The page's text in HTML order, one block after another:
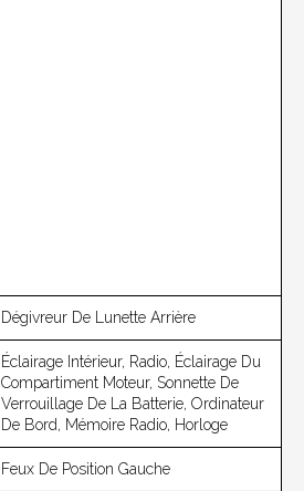
Dégivreur De Lunette Arrière
Éclairage Intérieur, Radio, Éclairage Du
Compartiment Moteur, Sonnette De
Verrouillage De La Batterie, Ordinateur
De Bord, Mémoire Radio, Horloge
Feux De Position Gauche